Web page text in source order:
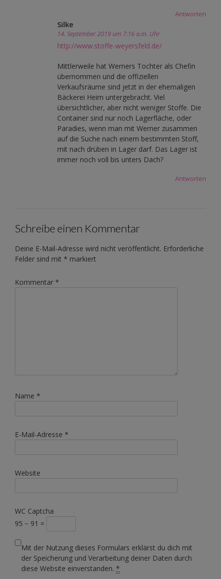
Antworten
Silke
14. September 2019 um 7:16 a.m. Uhr
http://www.stoffe-weyersfeld.de/
Mittlerweile hat Werners Tochter als Chefin
übernommen und die offiziellen
Verkaufsräume sind jetzt in der ehemaligen
Bäckerei Heim untergebracht. Viel
übersichtlicher, aber nicht weniger Stoffe. Die
Container sind nur noch Lagerfläche, oder
Paradies, wenn man mit Werner zusammen
auf die Suche nach einem bestimmten Stoff,
mit nach drüben in Lager darf. Das Lager ist
immer noch voll bis unters Dach?
Antworten
Schreibe einen Kommentar
Deine E-Mail-Adresse wird nicht veröffentlicht. Erforderliche
Felder sind mit * markiert
Kommentar *
Name *
E-Mail-Adresse *
Website
WC Captcha
95 − 91 =
Mit der Nutzung dieses Formulars erklärst du dich mit
der Speicherung und Verarbeitung deiner Daten durch
diese Website einverstanden. *